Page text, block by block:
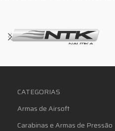
CATEGORIAS
Armas de Airsoft
Carabinas e Armas de Pressão